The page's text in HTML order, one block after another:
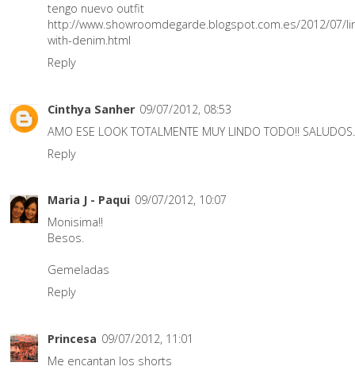
tengo nuevo outfit
http://www.showroomdegarde.blogspot.com.es/2012/07/
with-denim.html
Reply
Cinthya Sanher 09/07/2012, 08:53
AMO ESE LOOK TOTALMENTE MUY LINDO TODO!!
Reply
Maria J - Paqui 09/07/2012, 10:07
Monisima!!
Besos.
Gemeladas
Reply
Princesa 09/07/2012, 11:01
Me encantan los shorts